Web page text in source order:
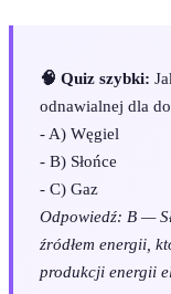
🧠 Quiz szybki:
odnawialnej dla
- A) Węgiel
- B) Słońce
- C) Gaz
Odpowiedź: B —
źródłem energii,
produkcji energii